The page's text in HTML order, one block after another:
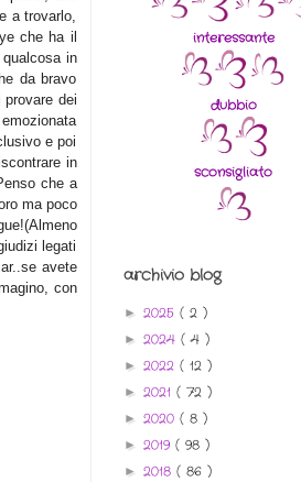
a trovarlo,
che ha il
qualcosa in
da bravo
dei
e poi
in
che a
ma poco
legati
avete
con
interessante
dubbio
sconsigliato
archivio blog
► 2025 ( 2 )
► 2024 ( 4 )
► 2022 ( 12 )
► 2021 ( 72 )
► 2020 ( 8 )
► 2019 ( 98 )
► 2018 ( 86 )